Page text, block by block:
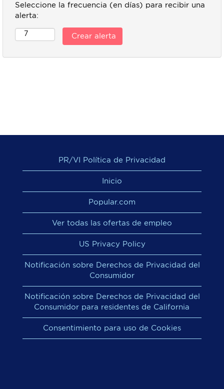
Seleccione la frecuencia (en días) para recibir una
alerta:
PR/VI Política de Privacidad
Inicio
Popular.com
Ver todas las ofertas de empleo
US Privacy Policy
Notificación sobre Derechos de Privacidad del
Consumidor
Notificación sobre Derechos de Privacidad del
Consumidor para residentes de California
Consentimiento para uso de Cookies